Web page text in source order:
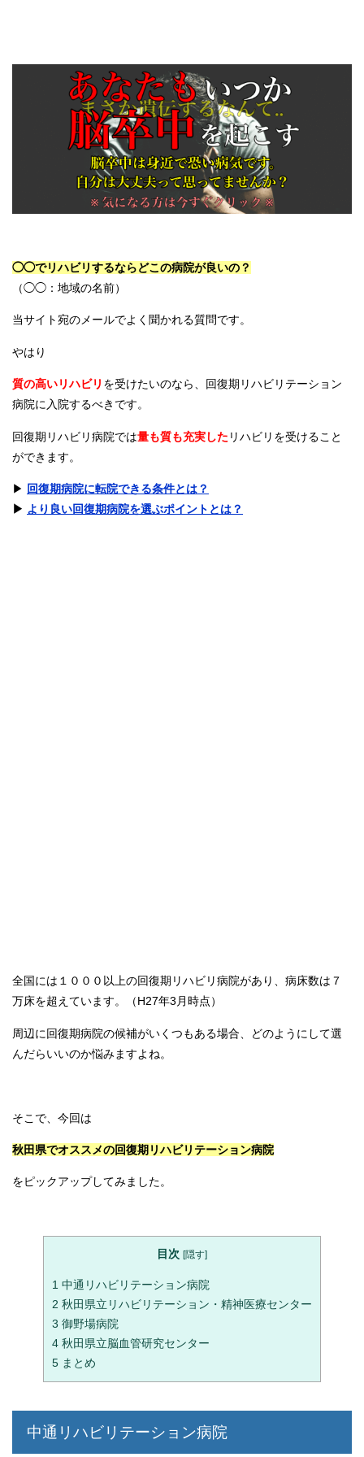
◯◯でリハビリするならどこの病院が良いの？
（◯◯：地域の名前）
当サイト宛のメールでよく聞かれる質問です。
やはり
質の高いリハビリ を受けたいのなら、回復期リハビリテーション
病院に入院するべきです。
回復期リハビリ病院では量も質も充実した リハビリを受けること
ができます。
▶︎ 回復期病院に転院できる条件とは？
▶︎ より良い回復期病院を選ぶポイントとは？
全国には１０００以上の回復期リハビリ病院があり、病床数は７
万床を超えています。（H27年3月時点）
周辺に回復期病院の候補がいくつもある場合、どのようにして選
んだらいいのか悩みますよね。
そこで、今回は
秋田県でオススメの回復期リハビリテーション病院
をピックアップしてみました。
目次 [隠す]
1 中通リハビリテーション病院
2 秋田県立リハビリテーション・精神医療センター
3 御野場病院
4 秋田県立脳血管研究センター
5 まとめ
中通リハビリテーション病院